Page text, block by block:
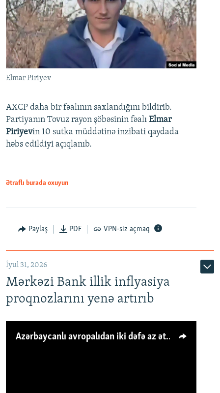
Elmar Piriyev
AXCP daha bir fəalının saxlandığını bildirib.
Partiyanın Tovuz rayon şöbəsinin fəalı Elmar
Piriyevin 10 sutka müddətinə inzibati qaydada
həbs edildiyi açıqlanıb.
Ətraflı burada oxuyun
Paylaş PDF VPN-siz açmaq
İyul 31, 2026
Mərkəzi Bank illik inflyasiya
proqnozlarını yenə artırıb
Azərbaycanlı avropalıdan iki dəfə az ət yeyir, amma... 'Qiymət artımı qaçılmazdır'